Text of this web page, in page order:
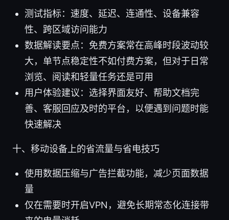
测试指标：速度、延迟、连通性、设备兼容
性、跨区域访问能力
数据解读要点：免费方案常在高峰时段波动较
大，单节点稳定性不如付费方案，但对于日常
浏览、阅读和轻量任务还是可用
用户体验建议：选择界面友好、帮助文档完
善、客服回应及时的平台，以便遇到问题时能
快速解决
十、移动设备上的省流量与省电技巧
使用数据压缩与广告拦截功能，减少页面数据
量
仅在需要时开启VPN，避免长期常态化连接带